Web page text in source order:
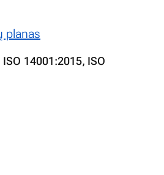
planas
14001:2015, ISO